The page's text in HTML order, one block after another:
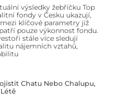
výsledky žebříčku Top
fondy v Česku ukazují,
klíčové parametry již
pouze výkonnost fondu.
stále více sledují
nájemních vztahů,
Chatu Nebo Chalupu,